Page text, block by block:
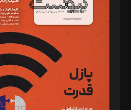
د‌بیر خدمت و تجارت: ابوالفضل رجبی
د‌بیر حقوق فناوری: حسام‌الدین ایپکچی
د‌بیر پیوست جهان: مینا پاکدل
د‌بیر تحریریه آنلاین: بابک نقاش
تحریریه‌: مجتبی محمود‌ی، آرش برهمند،
مصطفی مسجدی آرانی، ابوالفضل رجبی، زهرا
رستمی،مصطفی باستان
ویرایش: نگار استاد‌‌آقا